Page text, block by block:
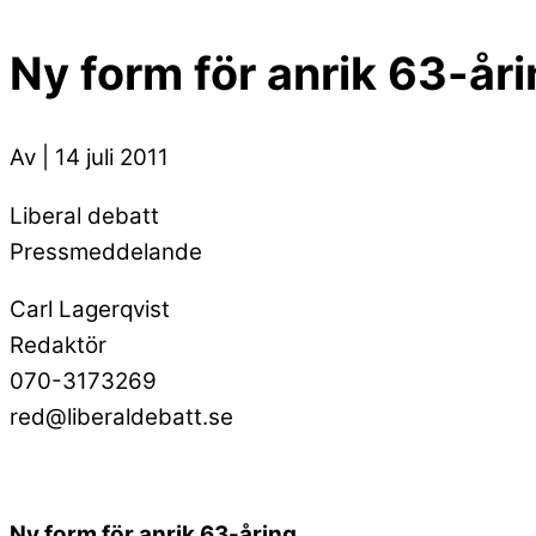
Ny form för anrik 63-
Av | 14 juli 2011
Liberal debatt
Pressmeddelande
Carl Lagerqvist
Redaktör
070-3173269
red@liberaldebatt.se